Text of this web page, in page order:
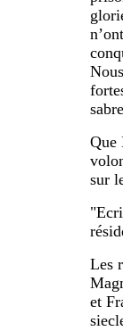
Que
sur
Les
et